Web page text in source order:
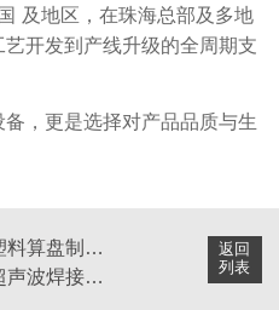
国 及地区 ，在珠海总部及多地
开发到产线升级的全周期支
，更是选择对产品品质与生
返回
列表
灵科超声波：为何塑料算盘制造首选超声波焊接？
当呼吸机遇上灵科超声波焊接：高效、可靠的制造新解法